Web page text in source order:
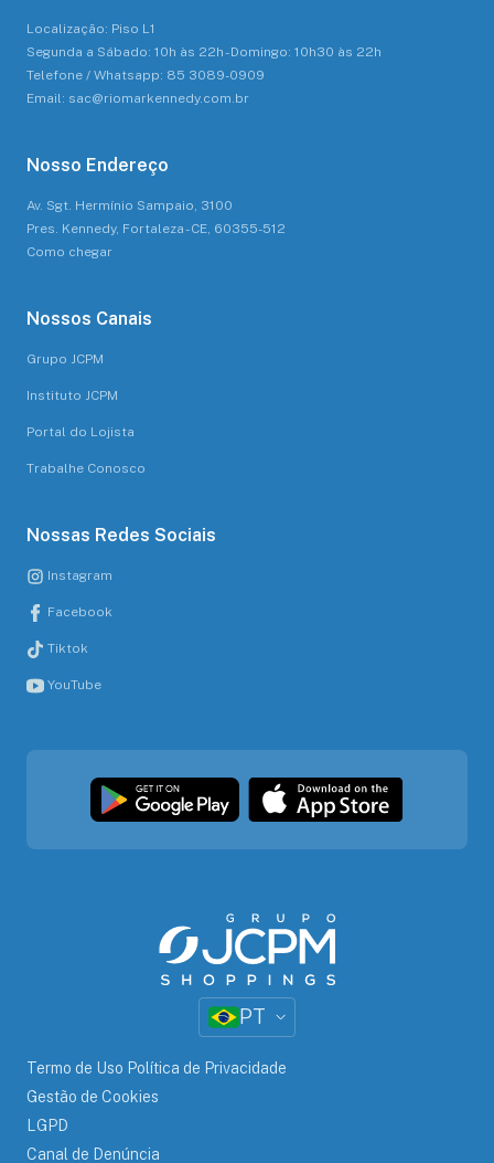
Localização: Piso L1
Segunda a Sábado: 10h às 22h - Domingo: 10h30 às 22h
Telefone / Whatsapp: 85 3089-0909
Email: sac@riomarkennedy.com.br
Nosso Endereço
Av. Sgt. Hermínio Sampaio, 3100
Pres. Kennedy, Fortaleza - CE, 60355-512
Como chegar
Nossos Canais
Grupo JCPM
Instituto JCPM
Portal do Lojista
Trabalhe Conosco
Nossas Redes Sociais
Instagram
Facebook
Tiktok
YouTube
PT
Termo de Uso Política de Privacidade
Gestão de Cookies
LGPD
Canal de Denúncia